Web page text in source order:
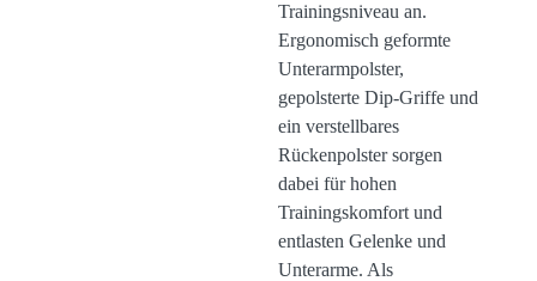
Trainingsniveau an.
Ergonomisch geformte
Unterarmpolster,
gepolsterte Dip-Griffe und
ein verstellbares
Rückenpolster sorgen
dabei für hohen
Trainingskomfort und
entlasten Gelenke und
Unterarme. Als